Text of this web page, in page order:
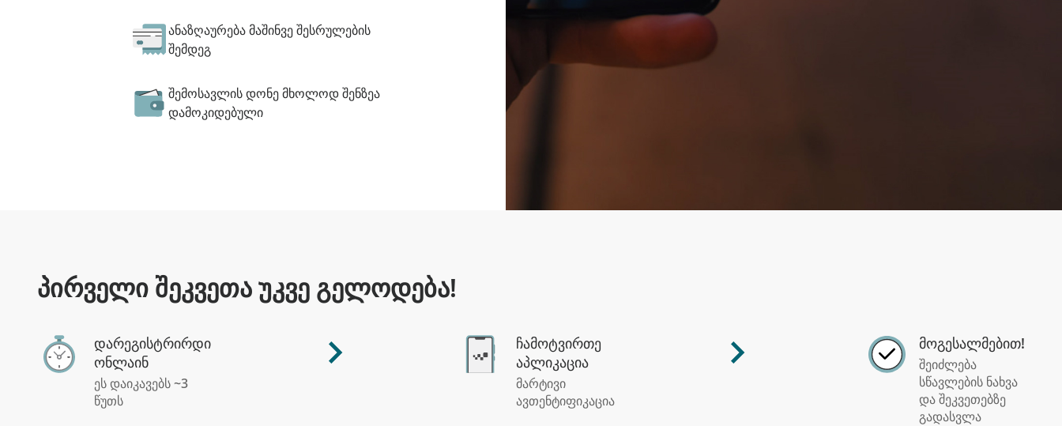
ანაზღაურება მაშინვე შესრულების
შემდეგ
შემოსავლის დონე მხოლოდ შენზეა
დამოკიდებული
პირველი შეკვეთა უკვე გელოდება!
დარეგისტრირდი
ონლაინ
ეს დაიკავებს ~3
წუთს
ჩამოტვირთე
აპლიკაცია
მარტივი
ავთენტიფიკაცია
მოგესალმებით!
შეიძლება
სწავლების ნახვა
და შეკვეთებზე
გადასვლა